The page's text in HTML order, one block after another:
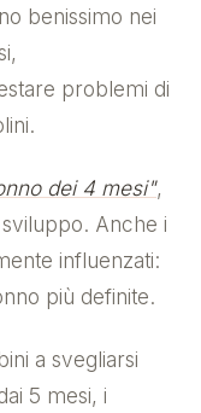
benissimo nei
problemi di
dei 4 mesi",
Anche i
influenzati:
più definite.
a svegliarsi
5 mesi, i